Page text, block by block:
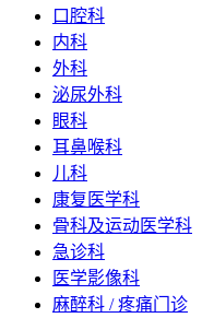
口腔科
内科
外科
泌尿外科
眼科
耳鼻喉科
儿科
康复医学科
骨科及运动医学科
急诊科
医学影像科
麻醉科 / 疼痛门诊